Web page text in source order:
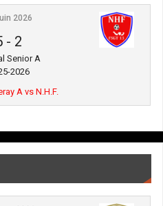
2026
- 2
Senior A
2026
A vs N.H.F.